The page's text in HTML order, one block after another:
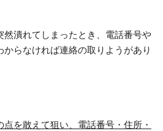
潰れてしまったとき、電話番号や
らなければ連絡の取りようがあり
を敢えて狙い、電話番号・住所・